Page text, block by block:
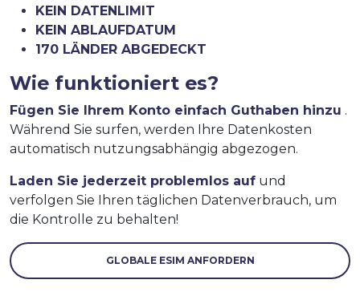
KEIN DATENLIMIT
KEIN ABLAUFDATUM
170 LÄNDER ABGEDECKT
Wie funktioniert es?
Fügen Sie Ihrem Konto einfach Guthaben hinzu .
Während Sie surfen, werden Ihre Datenkosten
automatisch nutzungsabhängig abgezogen.
Laden Sie jederzeit problemlos auf und
verfolgen Sie Ihren täglichen Datenverbrauch, um
die Kontrolle zu behalten!
GLOBALE ESIM ANFORDERN